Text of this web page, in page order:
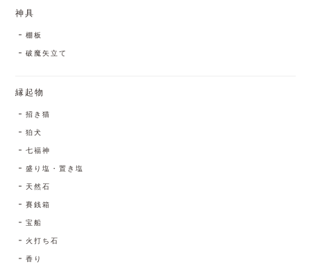
神具
棚板
破魔矢立て
縁起物
招き猫
狛犬
七福神
盛り塩・置き塩
天然石
賽銭箱
宝船
火打ち石
香り